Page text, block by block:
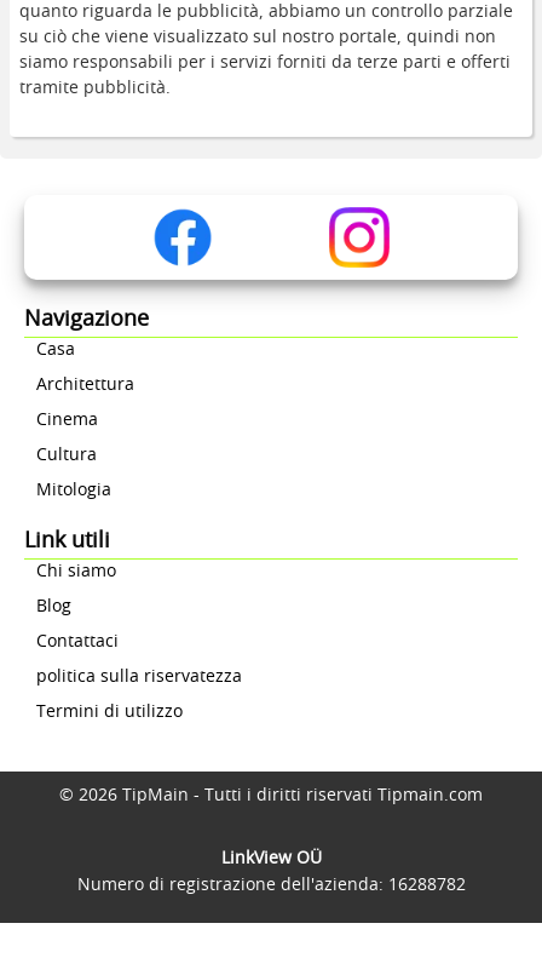
quanto riguarda le pubblicità, abbiamo un controllo parziale
su ciò che viene visualizzato sul nostro portale, quindi non
siamo responsabili per i servizi forniti da terze parti e offerti
tramite pubblicità.
Navigazione
Casa
Architettura
Cinema
Cultura
Mitologia
Link utili
Chi siamo
Blog
Contattaci
politica sulla riservatezza
Termini di utilizzo
© 2026 TipMain - Tutti i diritti riservati Tipmain.com
LinkView OÜ
Numero di registrazione dell'azienda: 16288782